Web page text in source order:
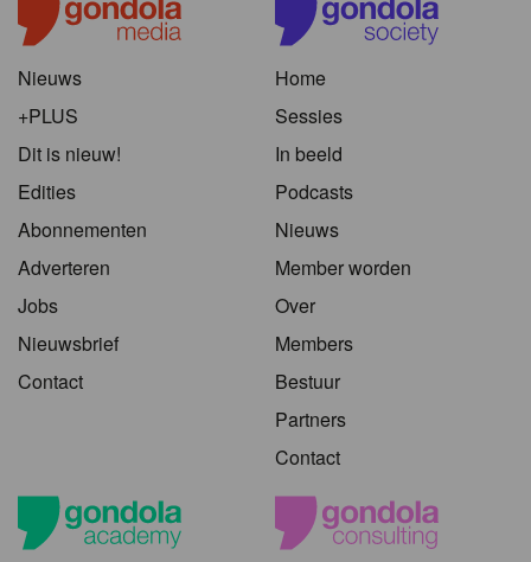
Nieuws
+PLUS
Dit is nieuw!
Edities
Abonnementen
Adverteren
Jobs
Nieuwsbrief
Contact
Home
Sessies
In beeld
Podcasts
Nieuws
Member worden
Over
Members
Bestuur
Partners
Contact